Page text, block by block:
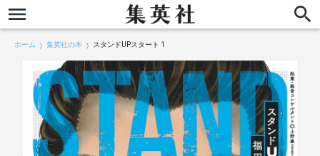
ホーム 集英社の本 スタンドUPスタート 1